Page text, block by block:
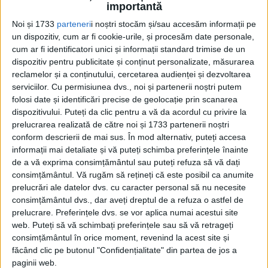
importantă
Noi și 1733 partenerii noștri stocăm și/sau accesăm informații pe
un dispozitiv, cum ar fi cookie-urile, și procesăm date personale,
cum ar fi identificatori unici și informații standard trimise de un
dispozitiv pentru publicitate și conținut personalizate, măsurarea
reclamelor și a conținutului, cercetarea audienței și dezvoltarea
serviciilor. Cu permisiunea dvs., noi și partenerii noștri putem
folosi date și identificări precise de geolocație prin scanarea
dispozitivului. Puteți da clic pentru a vă da acordul cu privire la
prelucrarea realizată de către noi și 1733 partenerii noștri
conform descrierii de mai sus. În mod alternativ, puteți accesa
informații mai detaliate și vă puteți schimba preferințele înainte
de a vă exprima consimțământul sau puteți refuza să vă dați
consimțământul. Vă rugăm să rețineți că este posibil ca anumite
prelucrări ale datelor dvs. cu caracter personal să nu necesite
consimțământul dvs., dar aveți dreptul de a refuza o astfel de
prelucrare. Preferințele dvs. se vor aplica numai acestui site
web. Puteți să vă schimbați preferințele sau să vă retrageți
consimțământul în orice moment, revenind la acest site și
făcând clic pe butonul "Confidențialitate" din partea de jos a
paginii web.
edituradecarte.roși achiziționați ediția
Aprilie 2023
Din ultima ediție ...
Regina României
Carol al II-lea și acțiunile sale care au ruinat
România Mare
Afaceri oneroase care au marcat România
modernă: Strousberg și Hallier
ETICHETE: HUBAL, MAIOR,POLONEZ
PUBLICAT IN CATEGORIILE:
APRILIE 2023
DISTRIBUIE ȘTIREA: FACEBOOK| TWITTER
DACĂ VA PLAC MATERIALELE PUBLICATE, VA INVITĂM SĂ NE URMĂRIȚI
ȘI PE PAGINA NOASTRĂ DE FACEBOOK